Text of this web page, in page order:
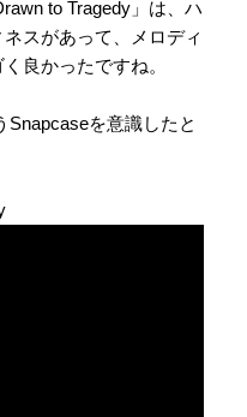
to Tragedy」は、ハ
スがあって、メロディ
良かったですね。
を意識したと